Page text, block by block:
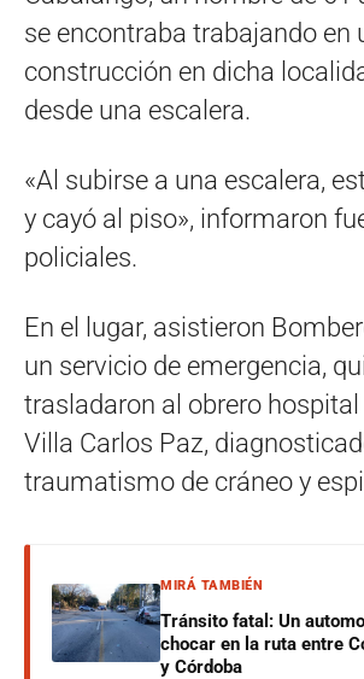
se encontraba trabajando en
construcción en dicha
desde una escalera.
«Al subirse a una escalera,
y cayó al piso», informaron
policiales.
En el lugar, asistieron
un servicio de emergencia,
trasladaron al obrero hospital
Villa Carlos Paz,
traumatismo de cráneo y
MIRÁ TAMBIÉN
Tránsito fatal: Un
chocar en la ruta entre
y Córdoba